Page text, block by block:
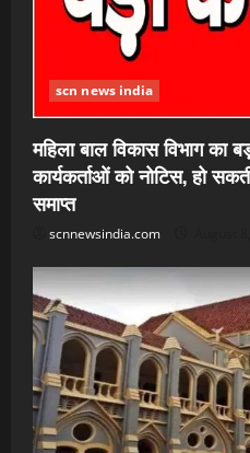
scn news india
महिला बाल विकास विभाग का
कार्यकर्ताओं को नोटिस, हो
समाप्त
scnnewsindia.com